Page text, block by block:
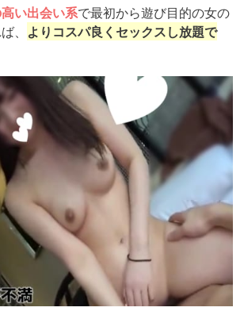
い出会い系で最初から遊び目的の女の
、 よりコスパ良くセックスし放題で